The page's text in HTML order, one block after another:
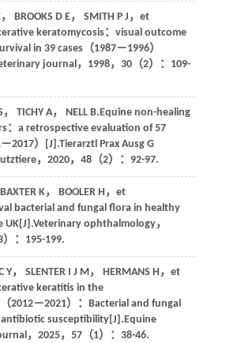
， BROOKS D E， SMITH P J ， et
keratomycosis：visual outcome
in 39 cases（1987－1996）
journal， 1998， 30（2）：109-
， TICHY A， NELL B.Equine non-healing
：a retrospective evaluation of 57
2017）[J].Tierarztl Prax Ausg G
， 2020， 48（2）：92-97.
BAXTER K， BOOLER H ， et
bacterial and fungal flora in healthy
UK[J].Veterinary ophthalmology，
）：195-199.
Y， SLENTER I J M， HERMANS H ， et
keratitis in the
2012－2021）：Bacterial and fungal
susceptibility[J].Equine
， 2025， 57（1）：38-46.